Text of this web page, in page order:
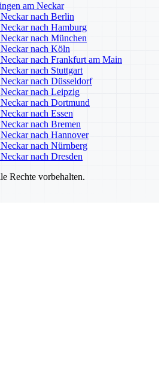
am Neckar
nach Berlin
nach Hamburg
nach München
nach Köln
nach Frankfurt am Main
nach Stuttgart
nach Düsseldorf
nach Leipzig
nach Dortmund
nach Essen
nach Bremen
nach Hannover
nach Nürnberg
nach Dresden
Rechte vorbehalten.